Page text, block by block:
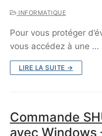
INFORMATIQUE
Pour vous protéger
vous accédez à une …
LIRE LA SUITE →
Commande
avec Windows